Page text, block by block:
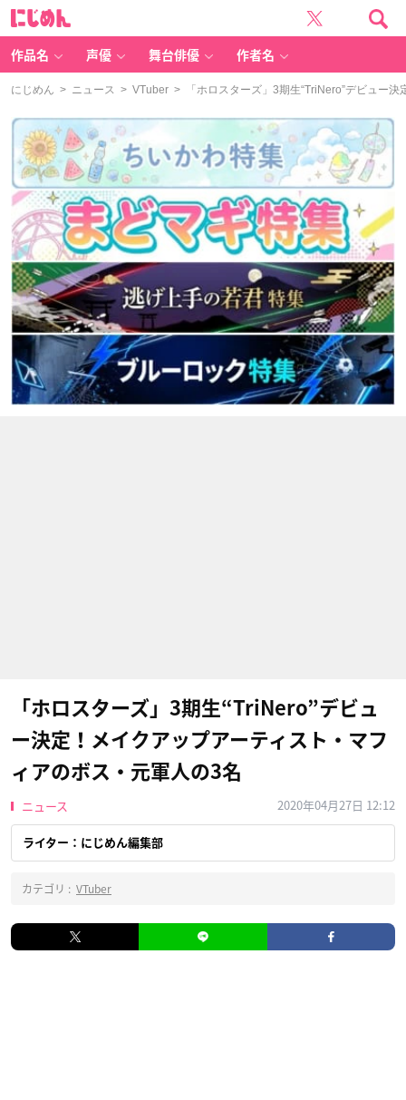
作品名 声優 舞台俳優 作者名
にじめん > ニュース > VTuber > 「ホロスターズ」3期生“TriNero”デビュー
「ホロスターズ」3期生“TriNero”デビュ
ー決定！メイクアップアーティスト・マフ
ィアのボス・元軍人の3名
ニュース 2020年04月27日 12:12
ライター：にじめん編集部
カテゴリ : VTuber